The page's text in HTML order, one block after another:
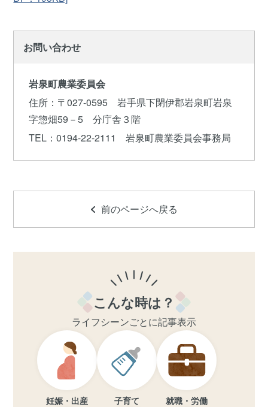
お問い合わせ
岩泉町農業委員会
住所 ：〒027-0595 岩手県下閉伊郡岩泉町岩泉
字惣畑59－5 分庁舎３階
TEL ：0194-22-2111 岩泉町農業委員会事務局
前のページへ戻る
こんな時は？
ライフシーンごとに記事表示
妊娠・出産 子育て 就職・労働